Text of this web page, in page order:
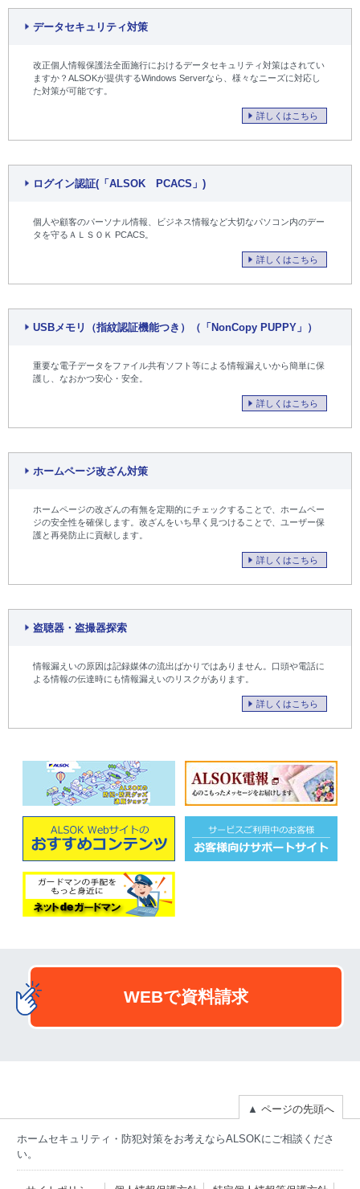
データセキュリティ対策
改正個人情報保護法全面施行におけるデータセキュリティ対策はされてい
ますか？ALSOKが提供するWindows Serverなら、様々なニーズに対応し
た対策が可能です。
詳しくはこちら
ログイン認証(「ALSOK PCACS」)
個人や顧客のパーソナル情報、ビジネス情報など大切なパソコン内のデー
タを守るＡＬＳＯＫ PCACS。
詳しくはこちら
USBメモリ（指紋認証機能つき）（「NonCopy PUPPY」）
重要な電子データをファイル共有ソフト等による情報漏えいから簡単に保
護し、なおかつ安心・安全。
詳しくはこちら
ホームページ改ざん対策
ホームページの改ざんの有無を定期的にチェックすることで、ホームペー
ジの安全性を確保します。改ざんをいち早く見つけることで、ユーザー保
護と再発防止に貢献します。
詳しくはこちら
盗聴器・盗撮器探索
情報漏えいの原因は記録媒体の流出ばかりではありません。口頭や電話に
よる情報の伝達時にも情報漏えいのリスクがあります。
詳しくはこちら
WEBで資料請求
▲ ページの先頭へ
ホームセキュリティ・防犯対策をお考えならALSOKにご相談くださ
い。